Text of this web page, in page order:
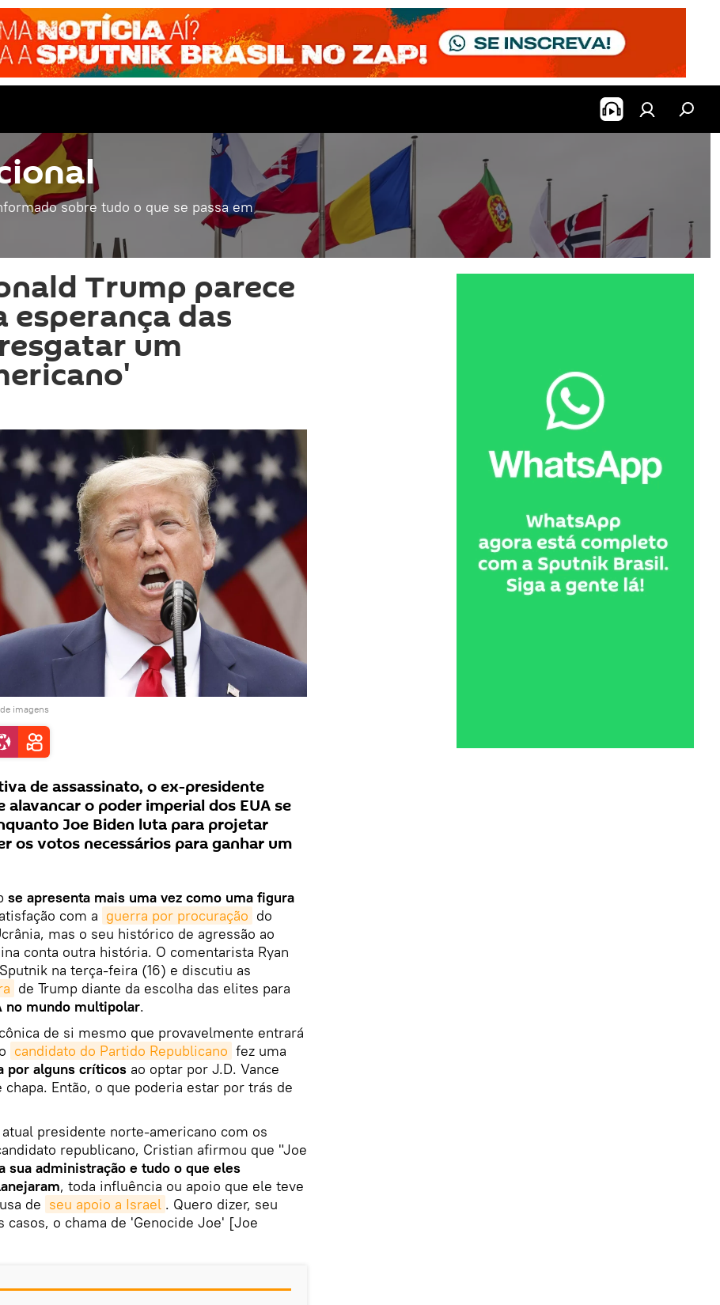
sobre tudo o que se passa em
Trump parece
esperança das
um
imagens
de assassinato, o ex-presidente
o poder imperial dos EUA se
Joe Biden luta para projetar
os votos necessários para ganhar um
se apresenta mais uma vez como uma figura
com a guerra por procuração do
mas o seu histórico de agressão ao
conta outra história. O comentarista Ryan
na terça-feira (16) e discutiu as
de Trump diante da escolha das elites para
no mundo multipolar.
de si mesmo que provavelmente entrará
candidato do Partido Republicano fez uma
por alguns críticos ao optar por J.D. Vance
Então, o que poderia estar por trás de
presidente norte-americano com os
republicano, Cristian afirmou que "Joe
sua administração e tudo o que eles
, toda influência ou apoio que ele teve
de seu apoio a Israel . Quero dizer, seu
o chama de 'Genocide Joe' [Joe